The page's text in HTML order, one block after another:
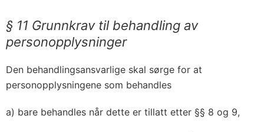
§ 11 Grunnkrav til behandling av
personopplysninger
Den behandlingsansvarlige skal sørge for at
personopplysningene som behandles
a) bare behandles når dette er tillatt etter §§ 8 og 9,